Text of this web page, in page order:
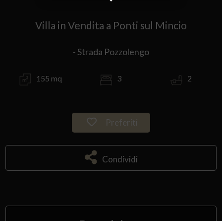
Villa in Vendita a Ponti sul Mincio
- Strada Pozzolengo
155 mq 3 2
Preferiti
Condividi